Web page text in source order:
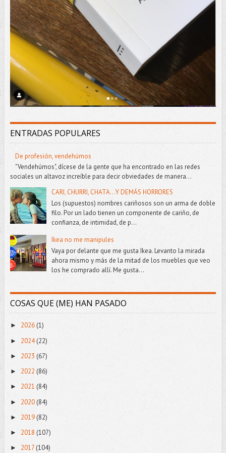
ENTRADAS POPULARES
De profesión, vendehúmos
"Vendehúmos", dícese de la gente que ha encontrado en las redes
sociales un altavoz increíble para decir obviedades de manera...
CARI, CHURRI, CHATA...Y DEMÁS HORRORES
Los (supuestos) nombres cariñosos son un arma de doble
filo. Por un lado tienen un componente de cariño, de
confianza, de intimidad, de p...
Ikea no me manipules
Vaya por delante que me gusta Ikea. Levanto la mirada
ahora mismo y más de la mitad de los muebles que veo
los he comprado allí. Me gusta...
COSAS QUE (ME) HAN PASADO
► 2026 (1)
► 2024(22)
► 2023 (67)
► 2022 (86)
► 2021 (84)
► 2020(84)
► 2019(82)
► 2018 (107)
► 2017(104)